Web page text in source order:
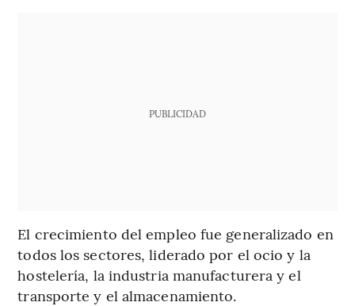
PUBLICIDAD
El crecimiento del empleo fue generalizado en
todos los sectores, liderado por el ocio y la
hostelería, la industria manufacturera y el
transporte y el almacenamiento.